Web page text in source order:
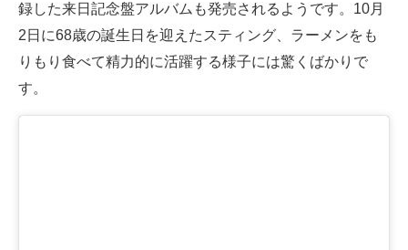
録した来日記念盤アルバムも発売されるようです。10月
2日に68歳の誕生日を迎えたスティング、ラーメンをも
りもり食べて精力的に活躍する様子には驚くばかりで
す。